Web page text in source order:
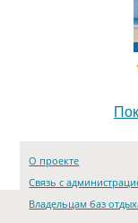
О проекте
Связь с
Владельцам баз